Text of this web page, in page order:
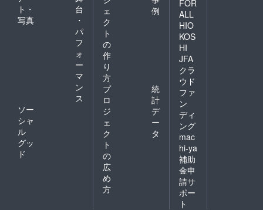
ト・
写真
台
・
パ
フ
ォ
ー
マ
ン
ス
ソー
シャ
ル
グッ
ド
ェ
ク
ト
の
作
り
方
例
プ
ロ
ジ
ェ
ク
ト
の
広
め
方
統
計
デ
ー
タ
FOR
ALL
HIO
KOS
HI
JFA
クラ
ウド
ファ
ン
ディ
ング
mac
hi-ya
補助
金申
請サ
ポー
ト